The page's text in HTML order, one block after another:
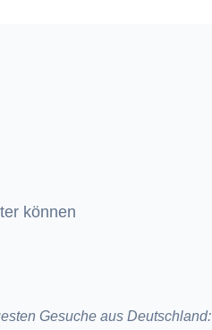
können
Gesuche aus Deutschland: